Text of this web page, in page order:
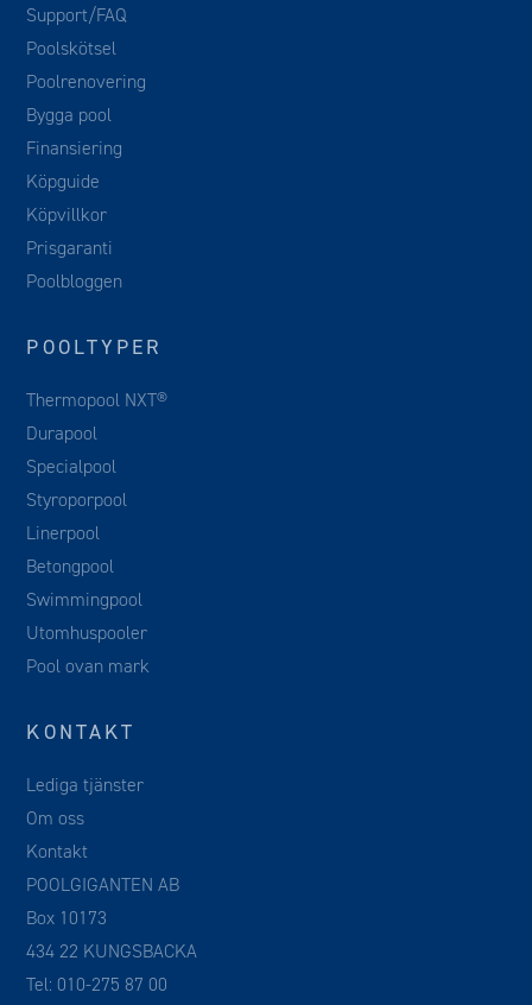
Support/FAQ
Poolskötsel
Poolrenovering
Bygga pool
Finansiering
Köpguide
Köpvillkor
Prisgaranti
Poolbloggen
POOLTYPER
Thermopool NXT®
Durapool
Specialpool
Styroporpool
Linerpool
Betongpool
Swimmingpool
Utomhuspooler
Pool ovan mark
KONTAKT
Lediga tjänster
Om oss
Kontakt
POOLGIGANTEN AB
Box 10173
434 22 KUNGSBACKA
Tel:010-275 87 00